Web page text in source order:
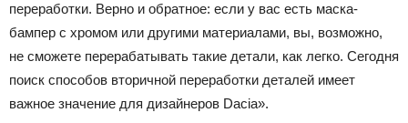
переработки. Верно и обратное: если у вас есть маска-
бампер с хромом или другими материалами, вы, возможно,
не сможете перерабатывать такие детали, как легко. Сегодня
поиск способов вторичной переработки деталей имеет
важное значение для дизайнеров Dacia».